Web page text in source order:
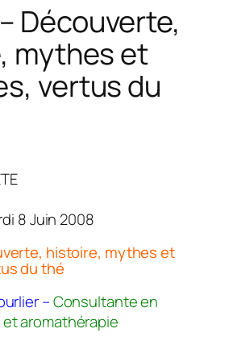
Découverte,
mythes et
vertus du
: SOCIETE
2008
histoire, mythes et
du thé
–Consultante en
aromathérapie